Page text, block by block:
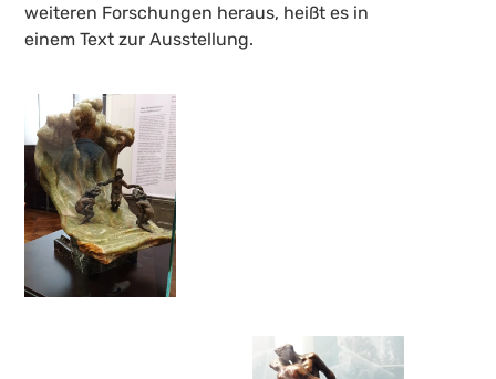
weiteren Forschungen heraus, heißt es in
einem Text zur Ausstellung.